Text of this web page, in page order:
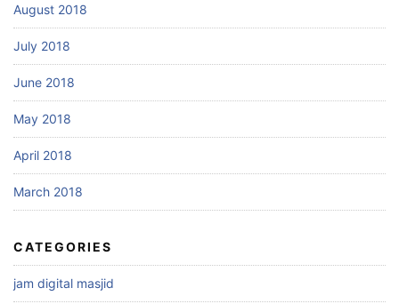
August 2018
July 2018
June 2018
May 2018
April 2018
March 2018
CATEGORIES
jam digital masjid